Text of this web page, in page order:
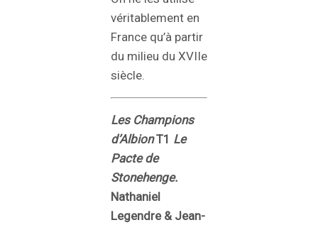
véritablement en
France qu’à partir
du milieu du XVIIe
siècle.
Les Champions
d’AlbionT1 Le
Pacte de
Stonehenge.
Nathaniel
Legendre & Jean-